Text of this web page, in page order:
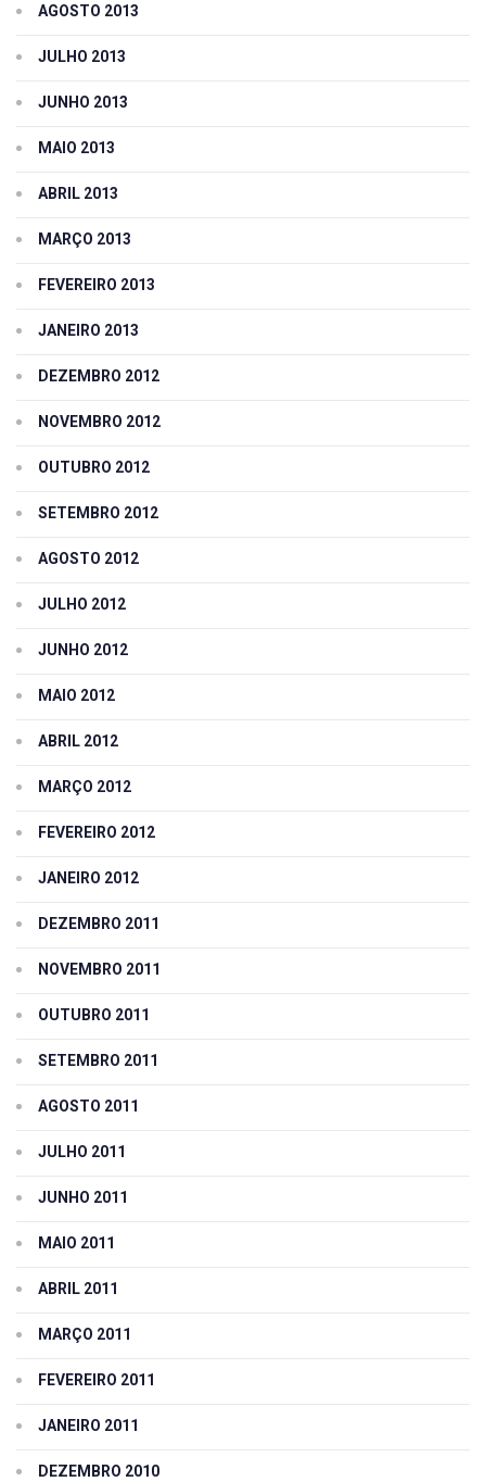
AGOSTO 2013
JULHO 2013
JUNHO 2013
MAIO 2013
ABRIL 2013
MARÇO 2013
FEVEREIRO 2013
JANEIRO 2013
DEZEMBRO 2012
NOVEMBRO 2012
OUTUBRO 2012
SETEMBRO 2012
AGOSTO 2012
JULHO 2012
JUNHO 2012
MAIO 2012
ABRIL 2012
MARÇO 2012
FEVEREIRO 2012
JANEIRO 2012
DEZEMBRO 2011
NOVEMBRO 2011
OUTUBRO 2011
SETEMBRO 2011
AGOSTO 2011
JULHO 2011
JUNHO 2011
MAIO 2011
ABRIL 2011
MARÇO 2011
FEVEREIRO 2011
JANEIRO 2011
DEZEMBRO 2010